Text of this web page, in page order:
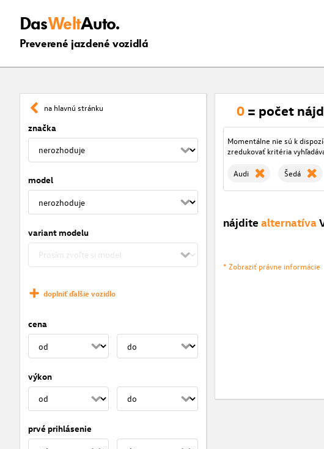
DasWeltAuto.
Preverené jazdené vozidlá
na hlavnú stránku
značka
model
variant modelu
doplniť ďalšie vozidlo
cena
výkon
prvé prihlásenie
0 = počet
Momentálne nie sú k
zredukovať kritéria
Audi Šedá
nájdite alternatíva
* Zobraziť právne informácie